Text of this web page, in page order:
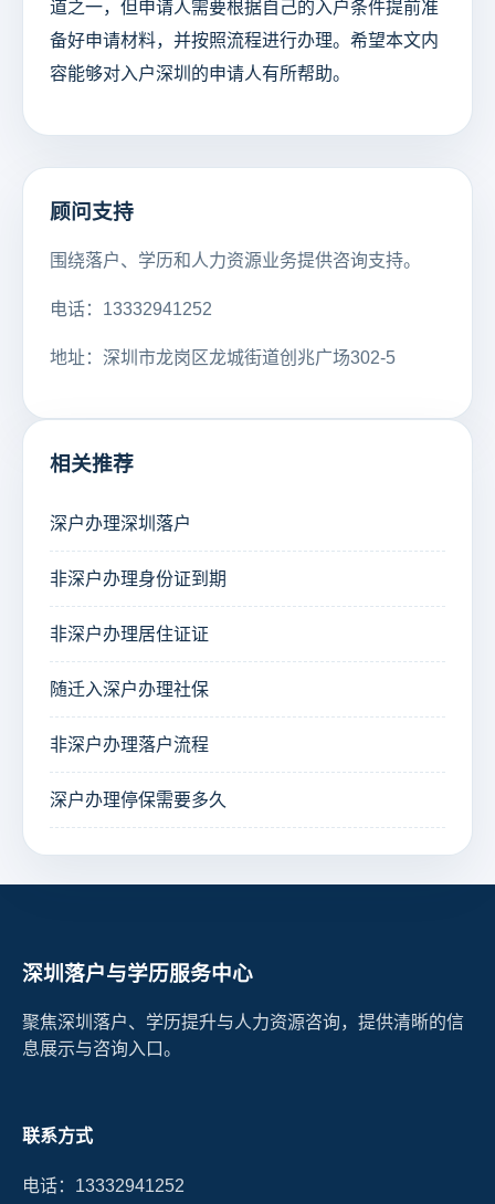
道之一，但申请人需要根据自己的入户条件提前准
备好申请材料，并按照流程进行办理。希望本文内
容能够对入户深圳的申请人有所帮助。
顾问支持
围绕落户、学历和人力资源业务提供咨询支持。
电话：13332941252
地址：深圳市龙岗区龙城街道创兆广场302-5
相关推荐
深户办理深圳落户
非深户办理身份证到期
非深户办理居住证证
随迁入深户办理社保
非深户办理落户流程
深户办理停保需要多久
深圳落户与学历服务中心
聚焦深圳落户、学历提升与人力资源咨询，提供清晰的信
息展示与咨询入口。
联系方式
电话：13332941252